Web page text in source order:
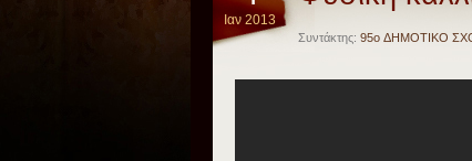
Ιαν 2013
Συντάκτης: 95o ΔΗΜΟΤΙΚΟ